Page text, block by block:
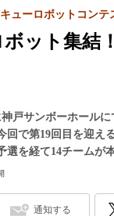
つながるサービス
Physical AI
ット集結
ューロボットコンテ
神戸サンボーホール
回で第19回目を迎え
選を経て14チームが
通知する